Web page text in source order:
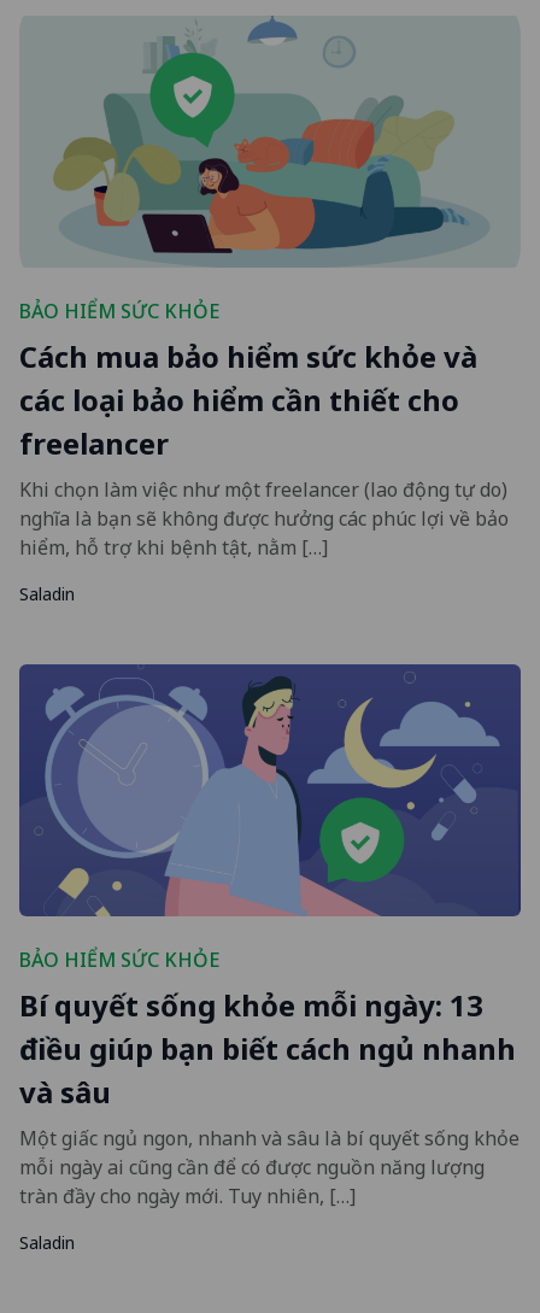
BẢO HIỂM SỨC KHỎE
Cách mua bảo hiểm sức khỏe và
các loại bảo hiểm cần thiết cho
freelancer
Khi chọn làm việc như một freelancer (lao động tự do)
nghĩa là bạn sẽ không được hưởng các phúc lợi về bảo
hiểm, hỗ trợ khi bệnh tật, nằm […]
Saladin
BẢO HIỂM SỨC KHỎE
Bí quyết sống khỏe mỗi ngày: 13
điều giúp bạn biết cách ngủ nhanh
và sâu
Một giấc ngủ ngon, nhanh và sâu là bí quyết sống khỏe
mỗi ngày ai cũng cần để có được nguồn năng lượng
tràn đầy cho ngày mới. Tuy nhiên, […]
Saladin